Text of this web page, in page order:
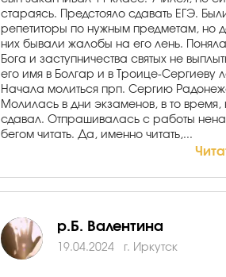
стараясь. Предстояло сдавать ЕГЭ.
репетиторы по нужным предметам, но
них бывали жалобы на его лень.
Бога и заступничества святых не
его имя в Болгар и в Троице-Сергиеву
Начала молиться прп. Сергию
Молилась в дни экзаменов, в то время,
сдавал. Отпрашивалась с работы
бегом читать. Да, именно читать,...
р.Б. Валентина
19.04.2024 г. Иркутск